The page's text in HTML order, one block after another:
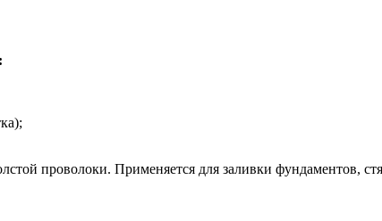
проволоки. Применяется для заливки фундаментов,